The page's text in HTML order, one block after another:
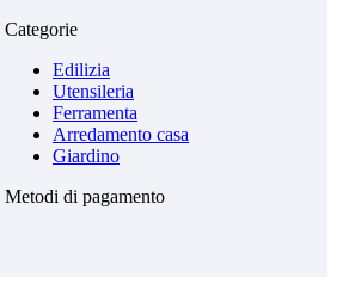
Categorie
Edilizia
Utensileria
Ferramenta
Arredamento casa
Giardino
Metodi di pagamento